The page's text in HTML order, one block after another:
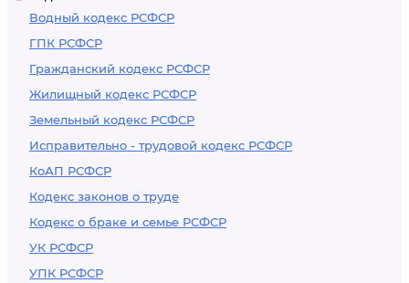
Водный кодекс РСФСР
ГПК РСФСР
Гражданский кодекс РСФСР
Жилищный кодекс РСФСР
Земельный кодекс РСФСР
Исправительно - трудовой кодекс РСФСР
КоАП РСФСР
Кодекс законов о труде
Кодекс о браке и семье РСФСР
УК РСФСР
УПК РСФСР